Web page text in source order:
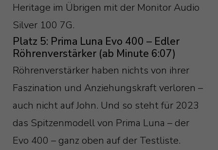
Heritage im Übrigen mit der Monitor Audio
Silver 100 7G.
Platz 5: Prima Luna Evo 400 – Edler
Röhrenverstärker (ab Minute 6:07)
Röhrenverstärker haben nichts von ihrer
Faszination und Anziehungskraft verloren –
auch nicht auf John. Und so steht für 2023
das Spitzenmodell von Prima Luna – der
Evo 400 – ganz oben auf der Testliste.